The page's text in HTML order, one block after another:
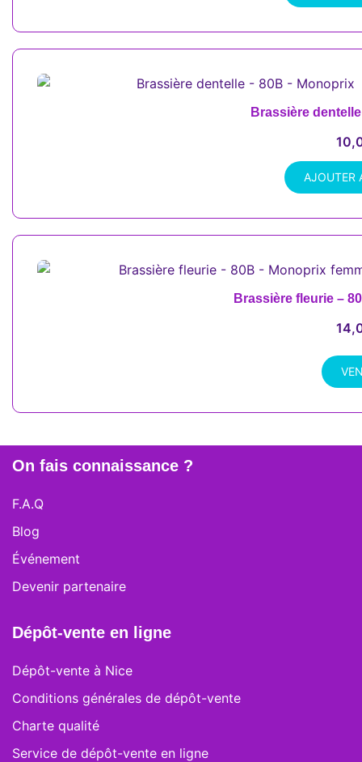
Brassière
AJOUTER
Brassière fleurie –
On fais connaissance ?
F.A.Q
Blog
Événement
Devenir partenaire
Dépôt-vente en ligne
Dépôt-vente à Nice
Conditions générales de dépôt-vente
Charte qualité
Service de dépôt-vente en ligne